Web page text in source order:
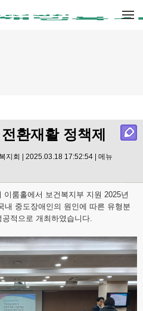
환재활 정책제
지회 | 2025.03.18 17:52:54 | 메뉴
룸홀에서 보건복지부 지원 2025년
내 중도장애인의 원인에 따른 유형분
적으로 개최하였습니다.